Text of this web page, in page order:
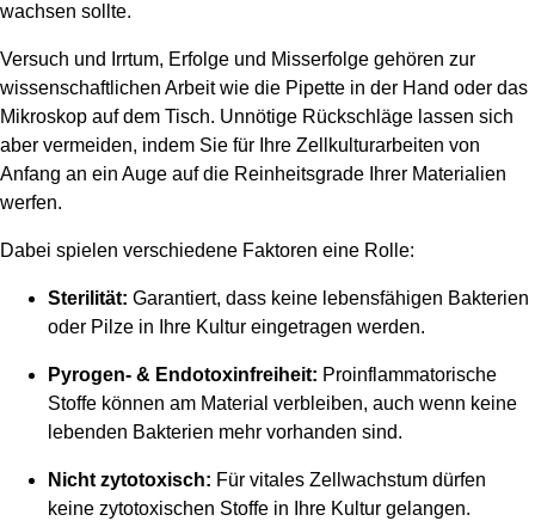
wachsen sollte.
Versuch und Irrtum, Erfolge und Misserfolge gehören zur
wissenschaftlichen Arbeit wie die Pipette in der Hand oder das
Mikroskop auf dem Tisch. Unnötige Rückschläge lassen sich
aber vermeiden, indem Sie für Ihre Zellkulturarbeiten von
Anfang an ein Auge auf die Reinheitsgrade Ihrer Materialien
werfen.
Dabei spielen verschiedene Faktoren eine Rolle:
Sterilität: Garantiert, dass keine lebensfähigen Bakterien
oder Pilze in Ihre Kultur eingetragen werden.
Pyrogen- & Endotoxinfreiheit: Proinflammatorische
Stoffe können am Material verbleiben, auch wenn keine
lebenden Bakterien mehr vorhanden sind.
Nicht zytotoxisch: Für vitales Zellwachstum dürfen
keine zytotoxischen Stoffe in Ihre Kultur gelangen.